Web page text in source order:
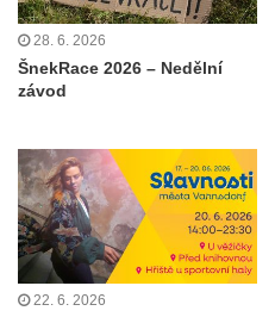
28. 6. 2026
ŠnekRace 2026 – Nedělní
závod
22. 6. 2026